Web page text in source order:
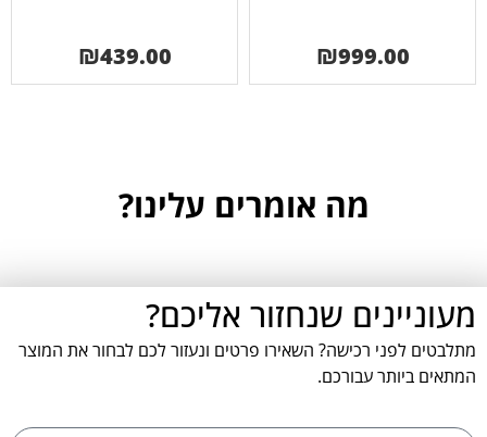
₪999.00
₪439.00
מה אומרים עלינו?
מעוניינים שנחזור אליכם?
מתלבטים לפני רכישה? השאירו פרטים ונעזור לכם לבחור את המוצר
המתאים ביותר עבורכם.